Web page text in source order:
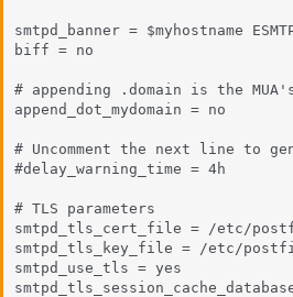
smtpd_banner = $myhostname
biff = no
# appending .domain is the
append_dot_mydomain = no
# Uncomment the next line to
#delay_warning_time = 4h
# TLS parameters
smtpd_tls_cert_file = /etc/
smtpd_tls_key_file = /etc/
smtpd_use_tls = yes